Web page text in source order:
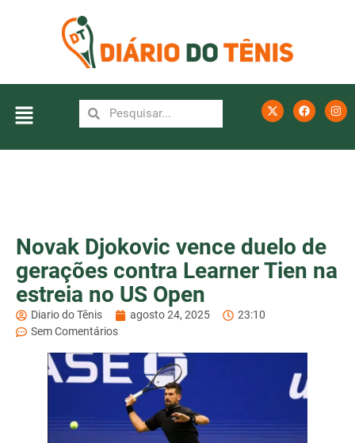
Novak Djokovic vence duelo de
gerações contra Learner Tien na
estreia no US Open
Diario do Tênis agosto 24, 2025
23:10
Sem Comentários